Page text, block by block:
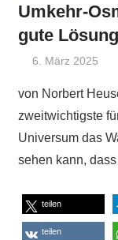
Umkehr-
gute
6. März 2025
von Norbert
zweitwichtigste
Universum das
sehen kann,
teilen
teilen